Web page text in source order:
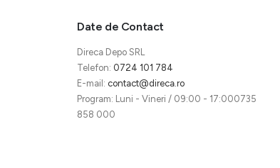
Date de Contact
Direca Depo SRL
Telefon: 0724 101 784
E-mail: contact@direca.ro
Program: Luni - Vineri / 09:00 - 17:000735
858 000